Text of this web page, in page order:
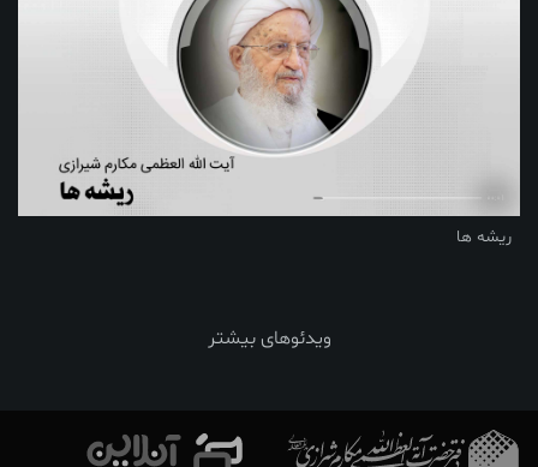
ریشه ها
ویدئوهای بیشتر